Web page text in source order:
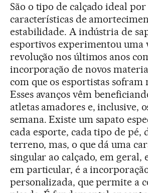
São o tipo de calçado ideal por
características de
estabilidade. A indústria de
esportivos experimentou uma
revolução nos últimos anos
incorporação de novos
com que os esportistas sofram
Esses avanços vêm
atletas amadores e, inclusive,
semana. Existe um sapato
cada esporte, cada tipo de pé,
terreno, mas, o que dá uma
singular ao calçado, em geral,
em particular, é a
personalizada, que permite a